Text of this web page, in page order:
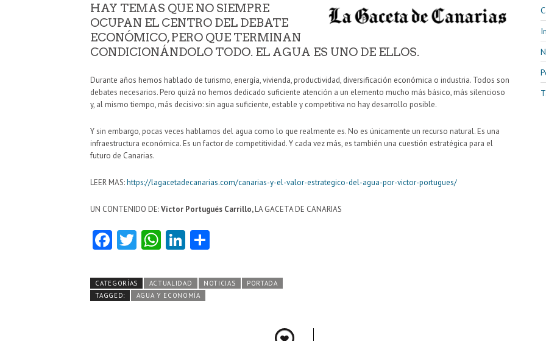
HAY TEMAS QUE NO SIEMPRE
OCUPAN EL CENTRO DEL DEBATE
ECONÓMICO, PERO QUE TERMINAN
CONDICIONÁNDOLO TODO. EL AGUA ES UNO DE ELLOS.
Durante años hemos hablado de turismo, energía, vivienda, productividad, diversificación económica o industria. Todos son
debates necesarios. Pero quizá no hemos dedicado suficiente atención a un elemento mucho más básico, más silencioso
y, al mismo tiempo, más decisivo: sin agua suficiente, estable y competitiva no hay desarrollo posible.
Y sin embargo, pocas veces hablamos del agua como lo que realmente es. No es únicamente un recurso natural. Es una
infraestructura económica. Es un factor de competitividad. Y cada vez más, es también una cuestión estratégica para el
futuro de Canarias.
LEER MAS:https://lagacetadecanarias.com/canarias-y-el-valor-estrategico-del-agua-por-victor-portugues/
UN CONTENIDO DE:Víctor Portugués Carrillo,LA GACETA DE CANARIAS
Fa
b
o
T
itt
er
W
ts
A
Li
e
dI
m
CATEGORÍAS ACTUALIDAD NOTICIAS
PORTADA
TAGGED:
AGUA Y ECONOMÍA